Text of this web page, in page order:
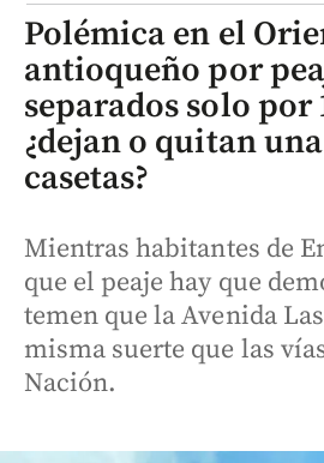
Polémica en el
antioqueño por
separados solo por
¿dejan o quitan
casetas?
Mientras habitantes de
que el peaje hay que
temen que la Avenida
misma suerte que las
Nación.